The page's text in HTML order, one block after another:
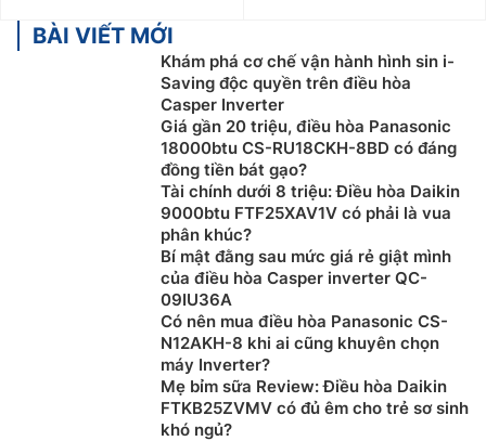
BÀI VIẾT MỚI
Khám phá cơ chế vận hành hình sin i-
Saving độc quyền trên điều hòa
Casper Inverter
Giá gần 20 triệu, điều hòa Panasonic
18000btu CS-RU18CKH-8BD có đáng
đồng tiền bát gạo?
Tài chính dưới 8 triệu: Điều hòa Daikin
9000btu FTF25XAV1V có phải là vua
phân khúc?
Bí mật đằng sau mức giá rẻ giật mình
của điều hòa Casper inverter QC-
09IU36A
Có nên mua điều hòa Panasonic CS-
N12AKH-8 khi ai cũng khuyên chọn
máy Inverter?
Mẹ bỉm sữa Review: Điều hòa Daikin
FTKB25ZVMV có đủ êm cho trẻ sơ sinh
khó ngủ?